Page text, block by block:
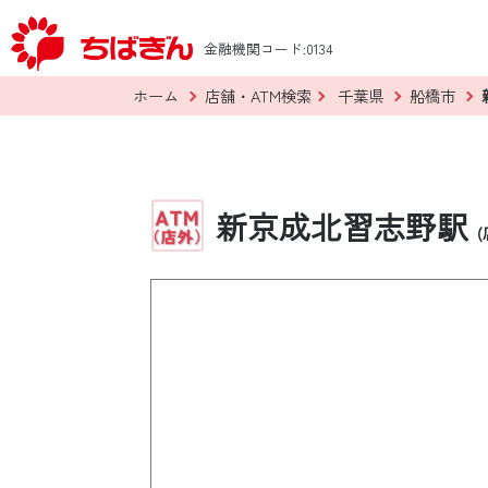
金融機関コード:0134
ホーム 店舗・ATM検索 千葉県 船橋市
新京成北習志野駅 (